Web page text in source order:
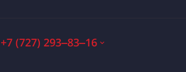
+7 (727) 293‒83‒16